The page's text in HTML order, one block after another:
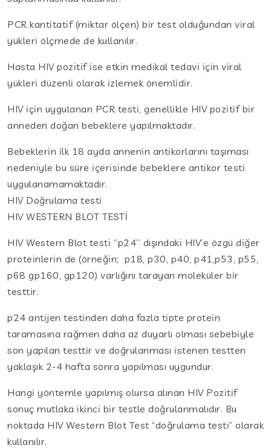
PCR kantitatif (miktar ölçen) bir test olduğundan viral
yükleri ölçmede de kullanılır.
Hasta HIV pozitif ise etkin medikal tedavi için viral
yükleri düzenli olarak izlemek önemlidir.
HIV için uygulanan PCR testi, genellikle HIV pozitif bir
anneden doğan bebeklere yapılmaktadır.
Bebeklerin ilk 18 ayda annenin antikorlarını taşıması
nedeniyle bu süre içerisinde bebeklere antikor testi
uygulanamamaktadır.
HIV Doğrulama testi
HIV WESTERN BLOT TESTİ
HIV Western Blot testi ‘’p24’’ dışındaki HIV’e özgü diğer
proteinlerin de (örneğin; p18, p30, p40, p41,p53, p55,
p68 gp160, gp120) varlığını tarayan moleküler bir
testtir.
p24 antijen testinden daha fazla tipte protein
taramasına rağmen daha az duyarlı olması sebebiyle
son yapılan testtir ve doğrulanması istenen testten
yaklaşık 2-4 hafta sonra yapılması uygundur.
Hangi yöntemle yapılmış olursa alınan HIV Pozitif
sonuç mutlaka ikinci bir testle doğrulanmalıdır. Bu
noktada HIV Western Blot Test “doğrulama testi” olarak
kullanılır.